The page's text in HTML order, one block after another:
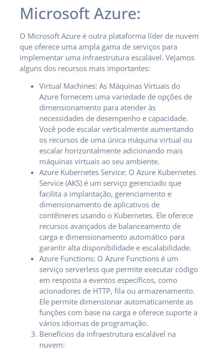
Microsoft Azure:
O Microsoft Azure é outra plataforma líder de nuvem
que oferece uma ampla gama de serviços para
implementar uma infraestrutura escalável. Vejamos
alguns dos recursos mais importantes:
Virtual Machines: As Máquinas Virtuais do
Azure fornecem uma variedade de opções de
dimensionamento para atender às
necessidades de desempenho e capacidade.
Você pode escalar verticalmente aumentando
os recursos de uma única máquina virtual ou
escalar horizontalmente adicionando mais
máquinas virtuais ao seu ambiente.
Azure Kubernetes Service: O Azure Kubernetes
Service (AKS) é um serviço gerenciado que
facilita a implantação, gerenciamento e
dimensionamento de aplicativos de
contêineres usando o Kubernetes. Ele oferece
recursos avançados de balanceamento de
carga e dimensionamento automático para
garantir alta disponibilidade e escalabilidade.
Azure Functions: O Azure Functions é um
serviço serverless que permite executar código
em resposta a eventos específicos, como
acionadores de HTTP, fila ou armazenamento.
Ele permite dimensionar automaticamente as
funções com base na carga e oferece suporte a
vários idiomas de programação.
Benefícios da infraestrutura escalável na
nuvem: